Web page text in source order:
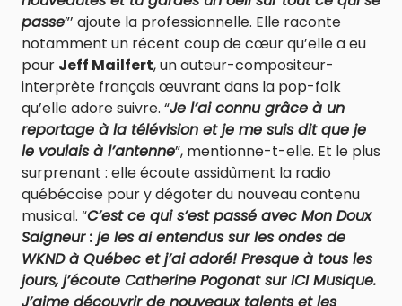
passe”’ ajoute la professionnelle. Elle raconte
notamment un récent coup de cœur qu’elle a eu
pour Jeff Mailfert, un auteur-compositeur-
interprète français œuvrant dans la pop-folk
qu’elle adore suivre. “Je l’ai connu grâce à un
reportage à la télévision et je me suis dit que je
le voulais à l’antenne”, mentionne-t-elle. Et le plus
surprenant : elle écoute assidûment la radio
québécoise pour y dégoter du nouveau contenu
musical. “C’est ce qui s’est passé avec Mon Doux
Saigneur : je les ai entendus sur les ondes de
WKND à Québec et j’ai adoré! Presque à tous les
jours, j’écoute Catherine Pogonat sur ICI Musique.